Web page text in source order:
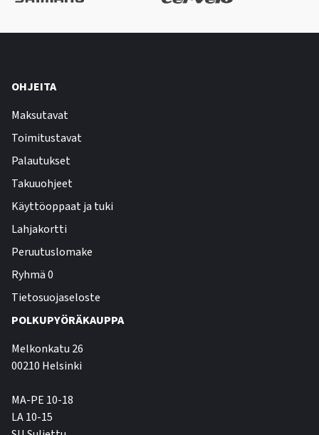
OHJEITA
Maksutavat
Toimitustavat
Palautukset
Takuuohjeet
Käyttöoppaat ja tuki
Lahjakortti
Peruutuslomake
Ryhmä 0
Tietosuojaseloste
POLKUPYÖRÄKAUPPA
Melkonkatu 26
00210 Helsinki
MA-PE 10-18
LA 10-15